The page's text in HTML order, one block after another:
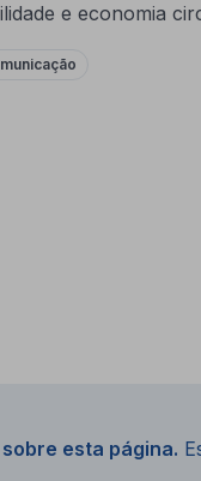
e economia
esta página.